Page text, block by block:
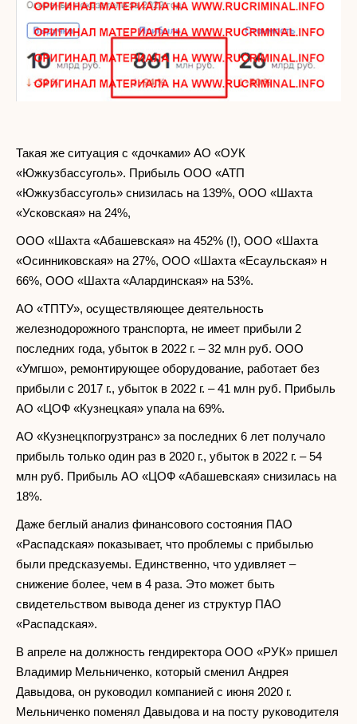
Такая же ситуация с «дочками» АО «ОУК
«Южкузбассуголь». Прибыль ООО «АТП
«Южкузбассуголь» снизилась на 139%, ООО «Шахта
«Усковская» на 24%,
ООО «Шахта «Абашевская» на 452% (!), ООО «Шахта
«Осинниковская» на 27%, ООО «Шахта «Есаульская» н
66%, ООО «Шахта «Алардинская» на 53%.
АО «ТПТУ», осуществляющее деятельность
железнодорожного транспорта, не имеет прибыли 2
последних года, убыток в 2022 г. – 32 млн руб. ООО
«Умгшо», ремонтирующее оборудование, работает без
прибыли с 2017 г., убыток в 2022 г. – 41 млн руб. Прибыль
АО «ЦОФ «Кузнецкая» упала на 69%.
АО «Кузнецкпогрузтранс» за последних 6 лет получало
прибыль только один раз в 2020 г., убыток в 2022 г. – 54
млн руб. Прибыль АО «ЦОФ «Абашевская» снизилась на
18%.
Даже беглый анализ финансового состояния ПАО
«Распадская» показывает, что проблемы с прибылью
были предсказуемы. Единственно, что удивляет –
снижение более, чем в 4 раза. Это может быть
свидетельством вывода денег из структур ПАО
«Распадская».
В апреле на должность гендиректора ООО «РУК» пришел
Владимир Мельниченко, который сменил Андрея
Давыдова, он руководил компанией с июня 2020 г.
Мельниченко поменял Давыдова и на посту руководителя